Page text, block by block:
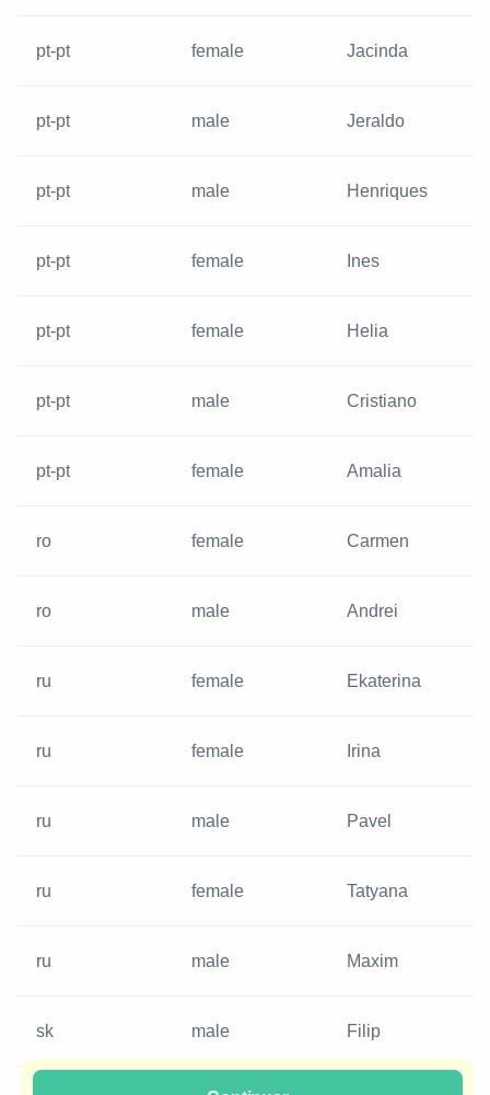
pt-pt female Jacinda
pt-pt male Jeraldo
pt-pt male Henriques
pt-pt female Ines
pt-pt female Helia
pt-pt male Cristiano
pt-pt female Amalia
ro female Carmen
ro male Andrei
ru female Ekaterina
ru female Irina
ru male Pavel
ru female Tatyana
ru male Maxim
sk male Filip